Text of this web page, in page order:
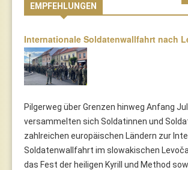
EMPFEHLUNGEN
Internationale Soldatenwallfahrt nach
Pilgerweg über Grenzen hinweg Anfang
versammelten sich Soldatinnen und
zahlreichen europäischen Ländern zur
Soldatenwallfahrt im slowakischen
das Fest der heiligen Kyrill und Method